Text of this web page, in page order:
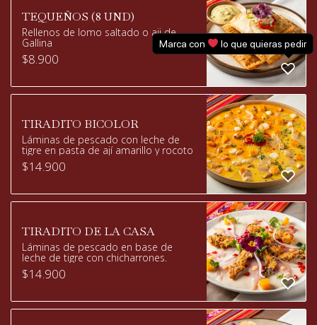
TEQUEÑOS (8 UND)
Rellenos de lomo saltado o aji de
Gallina
$8.900
TIRADITO BICOLOR
Láminas de pescado con leche de
tigre en pasta de ají amarillo y rocoto
$14.900
TIRADITO DE LA CASA
Láminas de pescado en base de
leche de tigre con chicharrones.
$14.900
Marca con lo que quieras pedir